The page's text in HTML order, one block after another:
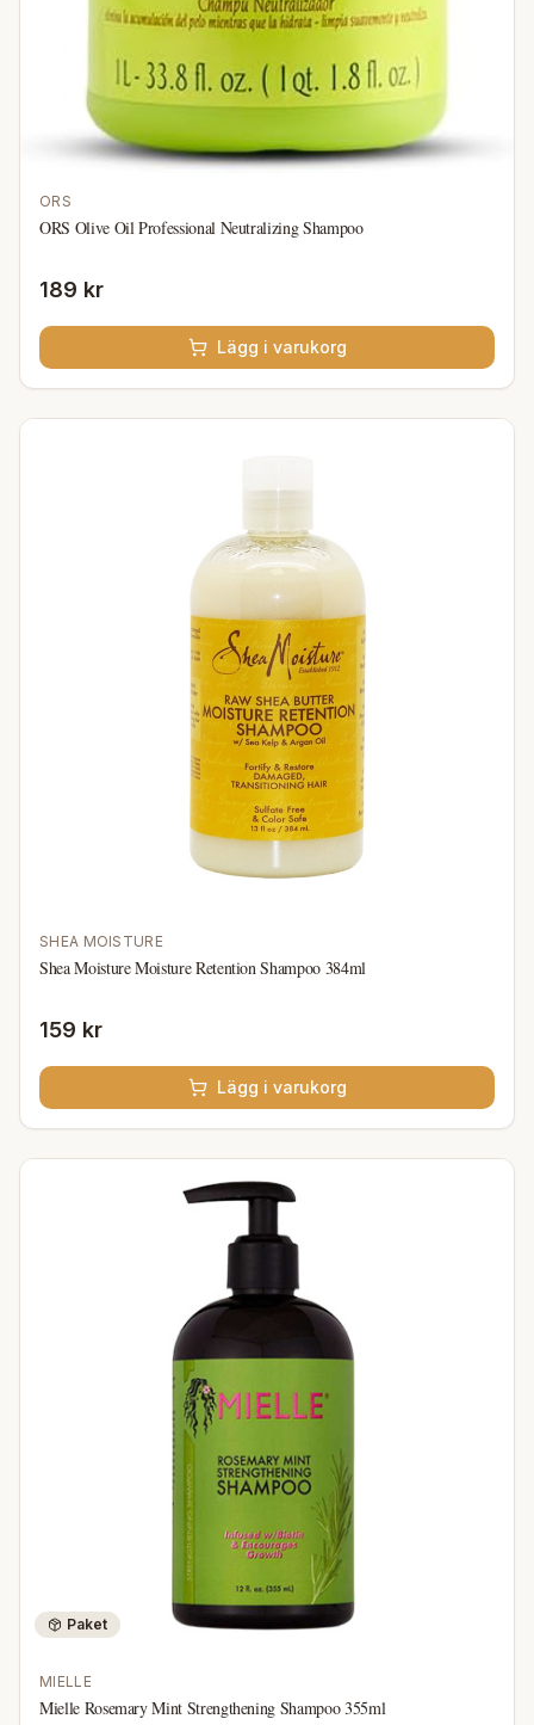
ORS
ORS Olive Oil Professional Neutralizing Shampoo
189 kr
Lägg i varukorg
SHEA MOISTURE
Shea Moisture Moisture Retention Shampoo 384ml
159 kr
Lägg i varukorg
Paket
MIELLE
Mielle Rosemary Mint Strengthening Shampoo 355ml